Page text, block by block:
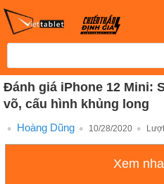
Đánh giá iPhone 12 Mini:
võ, cấu hình khủng long
Hoàng Dũng 10/28/2020
Xem